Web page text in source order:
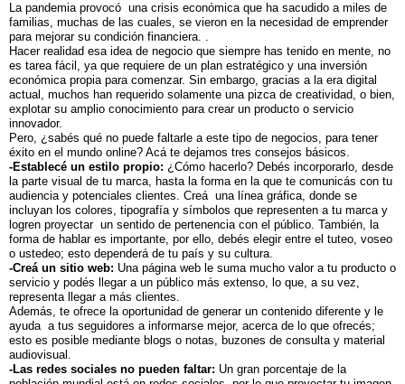
La pandemia provocó una crisis económica que ha sacudido a miles de
familias, muchas de las cuales, se vieron en la necesidad de emprender
para mejorar su condición financiera. .
Hacer realidad esa idea de negocio que siempre has tenido en mente, no
es tarea fácil, ya que requiere de un plan estratégico y una inversión
económica propia para comenzar. Sin embargo, gracias a la era digital
actual, muchos han requerido solamente una pizca de creatividad, o bien,
explotar su amplio conocimiento para crear un producto o servicio
innovador.
Pero, ¿sabés qué no puede faltarle a este tipo de negocios, para tener
éxito en el mundo online? Acá te dejamos tres consejos básicos.
-Establecé un estilo propio: ¿Cómo hacerlo? Debés incorporarlo, desde
la parte visual de tu marca, hasta la forma en la que te comunicás con tu
audiencia y potenciales clientes. Creá una línea gráfica, donde se
incluyan los colores, tipografía y símbolos que representen a tu marca y
logren proyectar un sentido de pertenencia con el público. También, la
forma de hablar es importante, por ello, debés elegir entre el tuteo, voseo
o ustedeo; esto dependerá de tu país y su cultura.
-Creá un sitio web: Una página web le suma mucho valor a tu producto o
servicio y podés llegar a un público más extenso, lo que, a su vez,
representa llegar a más clientes.
Además, te ofrece la oportunidad de generar un contenido diferente y le
ayuda a tus seguidores a informarse mejor, acerca de lo que ofrecés;
esto es posible mediante blogs o notas, buzones de consulta y material
audiovisual.
-Las redes sociales no pueden faltar: Un gran porcentaje de la